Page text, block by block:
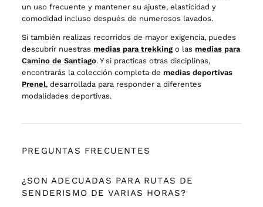
un uso frecuente y mantener su ajuste, elasticidad y
comodidad incluso después de numerosos lavados.
Si también realizas recorridos de mayor exigencia, puedes
descubrir nuestras medias para trekking o las medias para
Camino de Santiago. Y si practicas otras disciplinas,
encontrarás la colección completa de medias deportivas
Prenel, desarrollada para responder a diferentes
modalidades deportivas.
PREGUNTAS FRECUENTES
¿SON ADECUADAS PARA RUTAS DE
SENDERISMO DE VARIAS HORAS?